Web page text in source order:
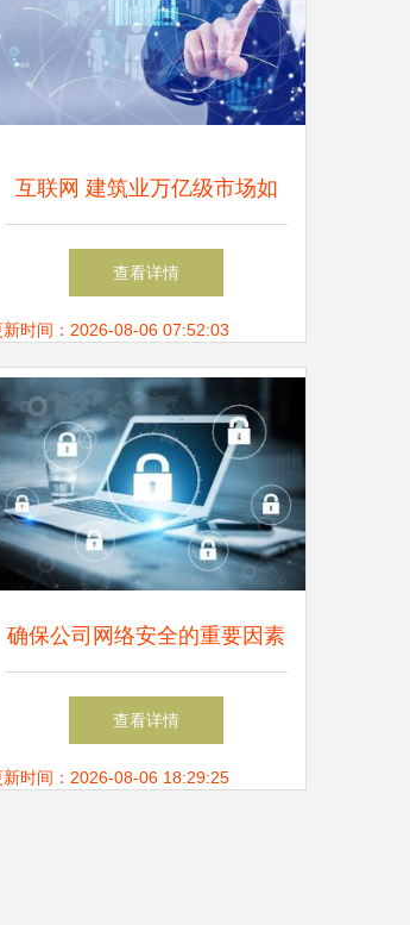
互联网 建筑业万亿级市场如
何通过信息共享实现转型升级
查看详情
新时间：2026-08-06 07:52:03
确保公司网络安全的重要因素
与网络与信息安全软件开发策
略
查看详情
新时间：2026-08-06 18:29:25